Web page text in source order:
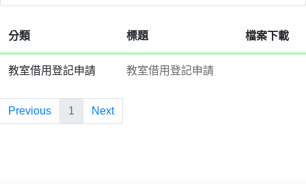
分類 標題 檔案下載
教室借用登記申請 教室借用登記申請
Previous 1 Next